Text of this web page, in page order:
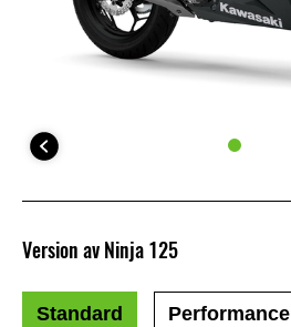
Version av Ninja 125
Standard Performance